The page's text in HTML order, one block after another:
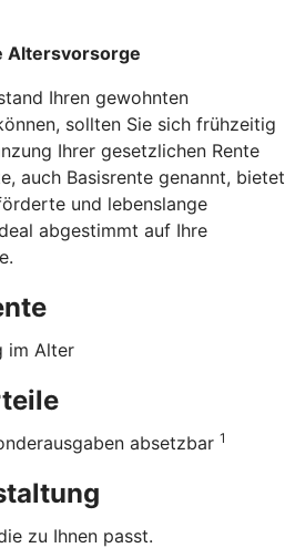
Altersvorsorge
Ihren gewohnten
sollten Sie sich frühzeitig
Ihrer gesetzlichen Rente
auch Basisrente genannt, bietet
und lebenslange
abgestimmt auf Ihre
im Alter
absetzbar 1
zu Ihnen passt.